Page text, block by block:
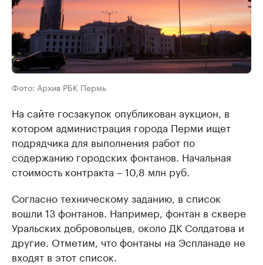
Фото: Архив РБК Пермь
На сайте госзакупок опубликован аукцион, в
котором администрация города Перми ищет
подрядчика для выполнения работ по
содержанию городских фонтанов. Начальная
стоимость контракта – 10,8 млн руб.
Согласно техническому заданию, в список
вошли 13 фонтанов. Например, фонтан в сквере
Уральских добровольцев, около ДК Солдатова и
другие. Отметим, что фонтаны на Эспланаде не
входят в этот список.